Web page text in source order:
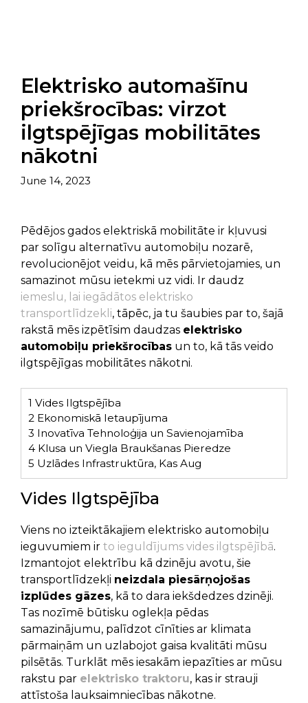
Elektrisko automašīnu
priekšrocības: virzot
ilgtspējīgas mobilitātes
nākotni
June 14, 2023
Pēdējos gados elektriskā mobilitāte ir kļuvusi
par solīgu alternatīvu automobiļu nozarē,
revolucionējot veidu, kā mēs pārvietojamies, un
samazinot mūsu ietekmi uz vidi. Ir daudz
iemeslu, lai iegādātos elektrisko
transportlīdzekli, tāpēc, ja tu šaubies par to, šajā
rakstā mēs izpētīsim daudzas elektrisko
automobiļu priekšrocības un to, kā tās veido
ilgtspējīgas mobilitātes nākotni.
1 Vides Ilgtspējība
2 Ekonomiskā Ietaupījuma
3 Inovatīva Tehnoloģija un Savienojamība
4 Klusa un Viegla Braukšanas Pieredze
5 Uzlādes Infrastruktūra, Kas Aug
Vides Ilgtspējība
Viens no izteiktākajiem elektrisko automobiļu
ieguvumiem ir to ieguldījums vides ilgtspējībā.
Izmantojot elektrību kā dzinēju avotu, šie
transportlīdzekļi neizdala piesārņojošas
izplūdes gāzes, kā to dara iekšdedzes dzinēji.
Tas nozīmē būtisku oglekļa pēdas
samazinājumu, palīdzot cīnīties ar klimata
pārmaiņām un uzlabojot gaisa kvalitāti mūsu
pilsētās. Turklāt mēs iesakām iepazīties ar mūsu
rakstu par elektrisko traktoru, kas ir strauji
attīstoša lauksaimniecības nākotne.